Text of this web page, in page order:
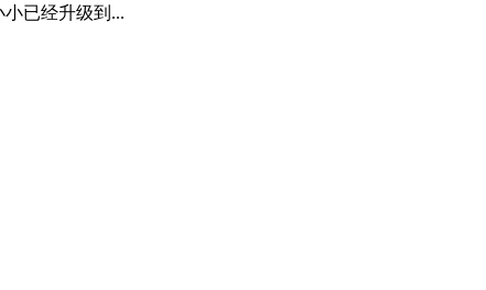
已经升级到...